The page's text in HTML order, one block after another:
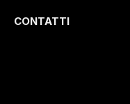
CONTATTI